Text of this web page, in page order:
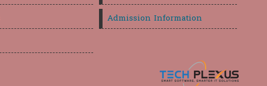
Admission Information